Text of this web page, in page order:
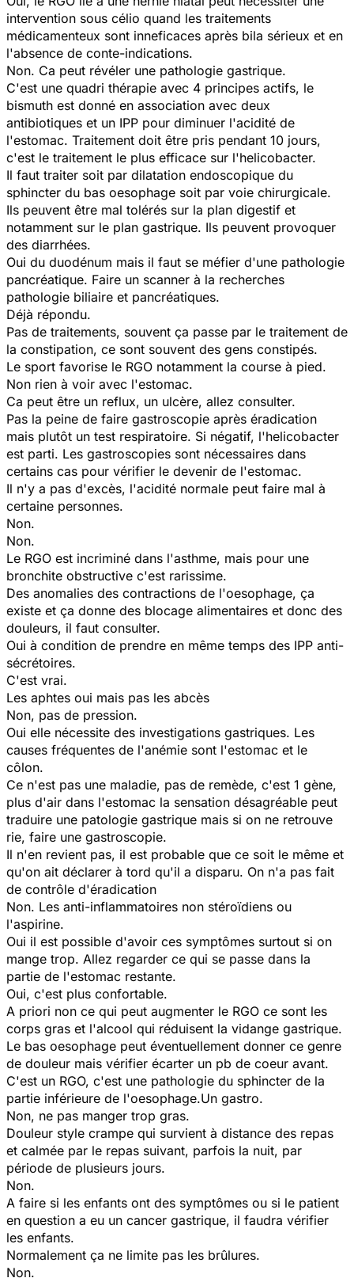
intervention sous célio quand les traitements
médicamenteux sont inneficaces après bila sérieux et en
l'absence de conte-indications.
Non. Ca peut révéler une pathologie gastrique.
C'est une quadri thérapie avec 4 principes actifs, le
bismuth est donné en association avec deux
antibiotiques et un IPP pour diminuer l'acidité de
l'estomac. Traitement doit être pris pendant 10 jours,
c'est le traitement le plus efficace sur l'helicobacter.
Il faut traiter soit par dilatation endoscopique du
sphincter du bas oesophage soit par voie chirurgicale.
Ils peuvent être mal tolérés sur la plan digestif et
notamment sur le plan gastrique. Ils peuvent provoquer
des diarrhées.
Oui du duodénum mais il faut se méfier d'une pathologie
pancréatique. Faire un scanner à la recherches
pathologie biliaire et pancréatiques.
Déjà répondu.
Pas de traitements, souvent ça passe par le traitement de
la constipation, ce sont souvent des gens constipés.
Le sport favorise le RGO notamment la course à pied.
Non rien à voir avec l'estomac.
Ca peut être un reflux, un ulcère, allez consulter.
Pas la peine de faire gastroscopie après éradication
mais plutôt un test respiratoire. Si négatif, l'helicobacter
est parti. Les gastroscopies sont nécessaires dans
certains cas pour vérifier le devenir de l'estomac.
Il n'y a pas d'excès, l'acidité normale peut faire mal à
certaine personnes.
Non.
Non.
Le RGO est incriminé dans l'asthme, mais pour une
bronchite obstructive c'est rarissime.
Des anomalies des contractions de l'oesophage, ça
existe et ça donne des blocage alimentaires et donc des
douleurs, il faut consulter.
Oui à condition de prendre en même temps des IPP anti-
sécrétoires.
C'est vrai.
Les aphtes oui mais pas les abcès
Non, pas de pression.
Oui elle nécessite des investigations gastriques. Les
causes fréquentes de l'anémie sont l'estomac et le
côlon.
Ce n'est pas une maladie, pas de remède, c'est 1 gène,
plus d'air dans l'estomac la sensation désagréable peut
traduire une patologie gastrique mais si on ne retrouve
rie, faire une gastroscopie.
Il n'en revient pas, il est probable que ce soit le même et
qu'on ait déclarer à tord qu'il a disparu. On n'a pas fait
de contrôle d'éradication
Non. Les anti-inflammatoires non stéroïdiens ou
l'aspirine.
Oui il est possible d'avoir ces symptômes surtout si on
mange trop. Allez regarder ce qui se passe dans la
partie de l'estomac restante.
Oui, c'est plus confortable.
A priori non ce qui peut augmenter le RGO ce sont les
corps gras et l'alcool qui réduisent la vidange gastrique.
Le bas oesophage peut éventuellement donner ce genre
de douleur mais vérifier écarter un pb de coeur avant.
C'est un RGO, c'est une pathologie du sphincter de la
partie inférieure de l'oesophage.Un gastro.
Non, ne pas manger trop gras.
Douleur style crampe qui survient à distance des repas
et calmée par le repas suivant, parfois la nuit, par
période de plusieurs jours.
Non.
A faire si les enfants ont des symptômes ou si le patient
en question a eu un cancer gastrique, il faudra vérifier
les enfants.
Normalement ça ne limite pas les brûlures.
Non.